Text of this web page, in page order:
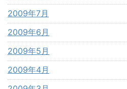
2009年7月
2009年6月
2009年5月
2009年4月